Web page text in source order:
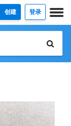
创建 登录